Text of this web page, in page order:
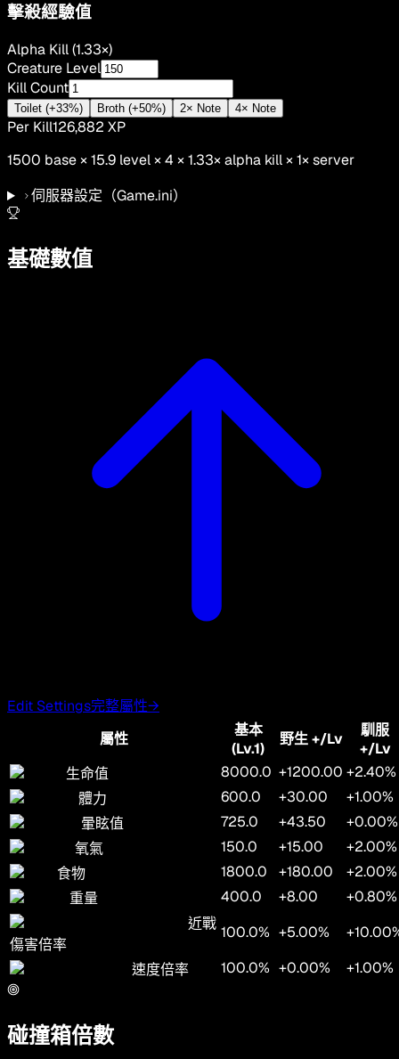
擊殺經驗值
Alpha Kill (1.33×)
Creature Level
Kill Count
Toilet (+33%) Broth (+50%) 2× Note 4× Note
Per Kill126,882 XP
1500 base ×15.9 level × 4 ×1.33×alpha kill×1× server
伺服器設定 （Game.ini）
基礎數值
Edit Settings完整屬性→
屬性
基本
(Lv.1)
野生+/Lv
馴服
+/Lv
生命值
8000.0 +1200.00 +2.40%
體力
600.0 +30.00
+1.00%
暈眩值
725.0 +43.50
+0.00%
氧氣
150.0 +15.00
+2.00%
食物
1800.0 +180.00
+2.00%
重量
400.0 +8.00
+0.80%
近戰
傷害倍率
100.0% +5.00%
速度倍率
100.0% +0.00% +1.00%
碰撞箱倍數